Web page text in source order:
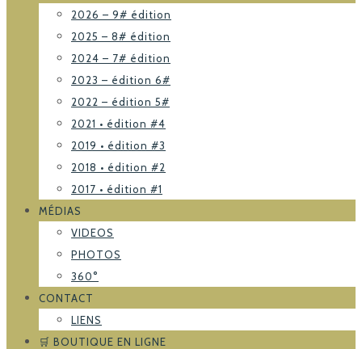
2026 – 9# édition
2025 – 8# édition
2024 – 7# édition
2023 – édition 6#
2022 – édition 5#
2021 • édition #4
2019 • édition #3
2018 • édition #2
2017 • édition #1
MÉDIAS
VIDEOS
PHOTOS
360°
CONTACT
LIENS
🛒 BOUTIQUE EN LIGNE